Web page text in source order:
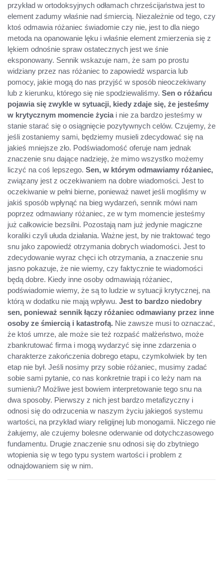
przykład w ortodoksyjnych odłamach chrześcijaństwa jest to
element zadumy właśnie nad śmiercią. Niezależnie od tego, czy
ktoś odmawia różaniec świadomie czy nie, jest to dla niego
metoda na opanowanie lęku i właśnie element zmierzenia się z
lękiem odnośnie spraw ostatecznych jest we śnie
eksponowany. Sennik wskazuje nam, że sam po prostu
widziany przez nas różaniec to zapowiedź wsparcia lub
pomocy, jakie mogą do nas przyjść w sposób nieoczekiwany
lub z kierunku, którego się nie spodziewaliśmy. Sen o różańcu
pojawia się zwykle w sytuacji, kiedy zdaje się, że jesteśmy
w krytycznym momencie życiai nie za bardzo jesteśmy w
stanie starać się o osiągnięcie pozytywnych celów. Czujemy, że
jeśli zostaniemy sami, będziemy musieli zdecydować się na
jakieś mniejsze zło. Podświadomość oferuje nam jednak
znaczenie snu dające nadzieję, że mimo wszystko możemy
liczyć na coś lepszego. Sen, w którym odmawiamy różaniec,
związany jest z oczekiwaniem na dobre wiadomości. Jest to
oczekiwanie w pełni bierne, ponieważ nawet jeśli mogliśmy w
jakiś sposób wpłynąć na bieg wydarzeń, sennik mówi nam
poprzez odmawiany różaniec, ze w tym momencie jesteśmy
już całkowicie bezsilni. Pozostają nam już jedynie magiczne
koraliki czyli ułuda działania. Ważne jest, by nie traktować tego
snu jako zapowiedź otrzymania dobrych wiadomości. Jest to
zdecydowanie wyraz chęci ich otrzymania, a znaczenie snu
jasno pokazuje, że nie wiemy, czy faktycznie te wiadomości
będą dobre. Kiedy inne osoby odmawiają różaniec,
podświadomie wiemy, że są to ludzie w sytuacji krytycznej, na
którą w dodatku nie mają wpływu. Jest to bardzo niedobry
sen, ponieważ sennik łączy różaniec odmawiany przez inne
osoby ze śmiercią i katastrofą. Nie zawsze musi to oznaczać,
że ktoś umrze, ale może sie też rozpaść małżeństwo, może
zbankrutować firma i mogą wydarzyć się inne zdarzenia o
charakterze zakończenia dobrego etapu, czymkolwiek by ten
etap nie był. Jeśli nosimy przy sobie różaniec, musimy zadać
sobie sami pytanie, co nas konkretnie trapi i co leży nam na
sumieniu? Możliwe jest bowiem interpretowanie tego snu na
dwa sposoby. Pierwszy z nich jest bardzo metafizyczny i
odnosi się do odrzucenia w naszym życiu jakiegoś systemu
wartości, na przykład wiary religijnej lub monogamii. Niczego nie
żałujemy, ale czujemy bolesne oderwanie od dotychczasowego
fundamentu. Drugie znaczenie snu odnosi się do zbytniego
wtopienia się w tego typu system wartości i problem z
odnajdowaniem się w nim.